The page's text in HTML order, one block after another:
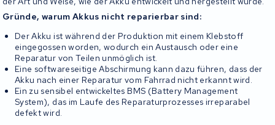
Gründe, warum Akkus nicht reparierbar sind:
Der Akku ist während der Produktion mit einem Klebstoff
eingegossen worden, wodurch ein Austausch oder eine
Reparatur von Teilen unmöglich ist.
Eine softwareseitige Abschirmung kann dazu führen, dass der
Akku nach einer Reparatur vom Fahrrad nicht erkannt wird.
Ein zu sensibel entwickeltes BMS (Battery Management
System), das im Laufe des Reparaturprozesses irreparabel
defekt wird.